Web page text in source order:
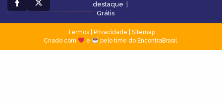
destaque |
Grátis
Termos| Privacidade
Sitemap
Criado com
e pelo time do EncontraBrasil